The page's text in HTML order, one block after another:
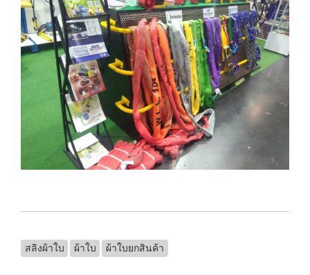
สลิงผ้าใบ ผ้าใบ ผ้าใบยกสินค้า